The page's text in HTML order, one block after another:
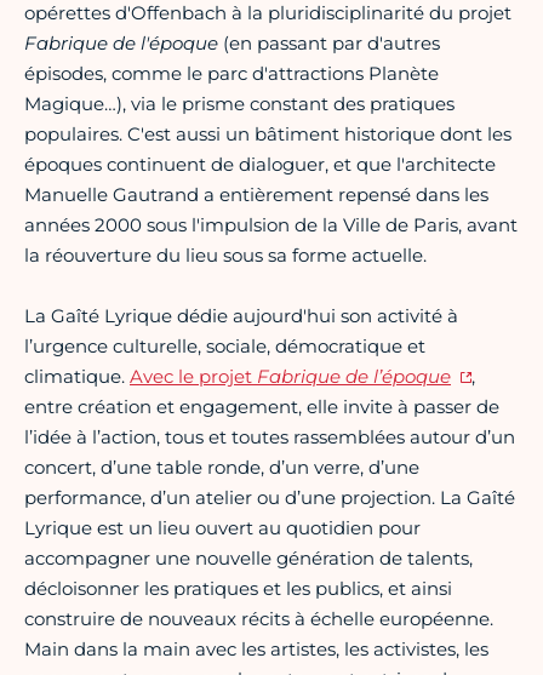
opérettes d'Offenbach à la pluridisciplinarité du projet
Fabrique de l'époque (en passant par d'autres
épisodes, comme le parc d'attractions Planète
Magique…), via le prisme constant des pratiques
populaires. C'est aussi un bâtiment historique dont les
époques continuent de dialoguer, et que l'architecte
Manuelle Gautrand a entièrement repensé dans les
années 2000 sous l'impulsion de la Ville de Paris, avant
la réouverture du lieu sous sa forme actuelle.
La Gaîté Lyrique dédie aujourd'hui son activité à
l’urgence culturelle, sociale, démocratique et
climatique. Avec le projet Fabrique de l’époque
,
entre création et engagement, elle invite à passer de
l’idée à l’action, tous et toutes rassemblées autour d’un
concert, d’une table ronde, d’un verre, d’une
performance, d’un atelier ou d’une projection. La Gaîté
Lyrique est un lieu ouvert au quotidien pour
accompagner une nouvelle génération de talents,
décloisonner les pratiques et les publics, et ainsi
construire de nouveaux récits à échelle européenne.
Main dans la main avec les artistes, les activistes, les